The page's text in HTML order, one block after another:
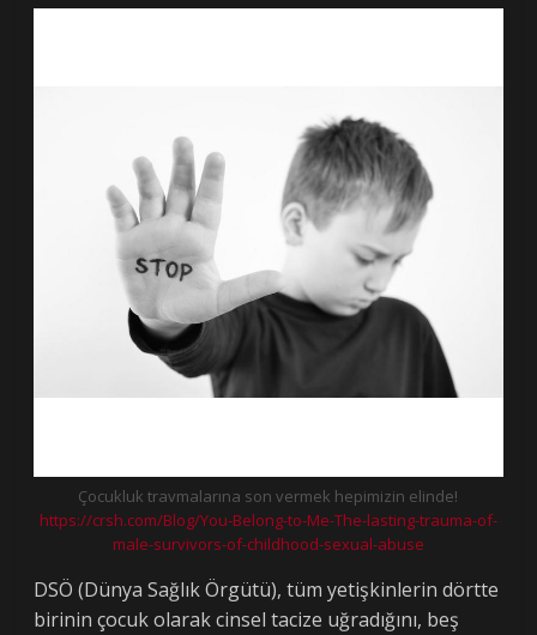
Çocukluk travmalarına son vermek hepimizin elinde!
https://crsh.com/Blog/You-Belong-to-Me-The-lasting-trauma-of-
male-survivors-of-childhood-sexual-abuse
DSÖ (Dünya Sağlık Örgütü), tüm yetişkinlerin dörtte
birinin çocuk olarak cinsel tacize uğradığını, beş